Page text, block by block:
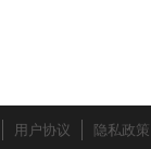
用户协议 隐私政策